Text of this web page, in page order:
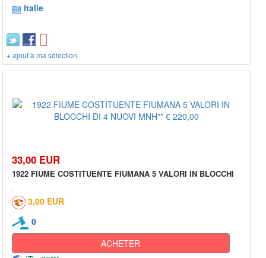
Italie
+ ajout à ma sélection
33,00 EUR
1922 FIUME COSTITUENTE FIUMANA 5 VALORI IN BLOCCHI
3,00 EUR
0
ACHETER